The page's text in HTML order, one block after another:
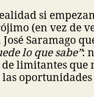
si
(en vez de
Saramago
lo que sabe”:
limitantes que
oportunidades